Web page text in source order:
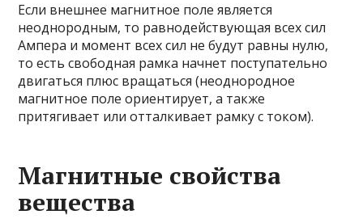
Если внешнее магнитное поле является
неоднородным, то равнодействующая всех сил
Ампера и момент всех сил не будут равны нулю,
то есть свободная рамка начнет поступательно
двигаться плюс вращаться (неоднородное
магнитное поле ориентирует, а также
притягивает или отталкивает рамку с током).
Магнитные свойства
вещества